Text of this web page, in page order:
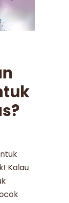
Kalau